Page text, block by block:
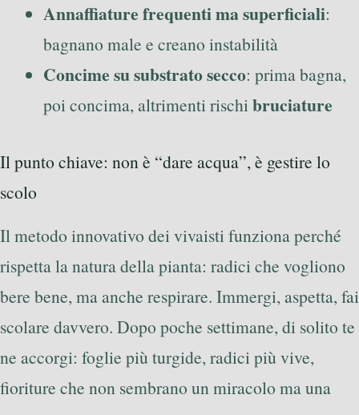
Annaffiature frequenti ma superficiali:
bagnano male e creano instabilità
Concime su substrato secco: prima bagna,
poi concima, altrimenti rischibruciature
Il punto chiave: non è “dare acqua”, è gestire lo
scolo
Il metodo innovativo dei vivaisti funziona perché
rispetta la natura della pianta: radici che vogliono
bere bene, ma anche respirare. Immergi, aspetta, fai
scolare davvero. Dopo poche settimane, di solito te
ne accorgi: foglie più turgide, radici più vive,
fioriture che non sembrano un miracolo ma una